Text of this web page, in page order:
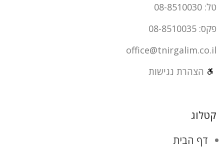
טל: 08-8510030
פקס: 08-8510035
office@tnirgalim.co.il
הצהרת נגישות
קטלוג
דף הבית